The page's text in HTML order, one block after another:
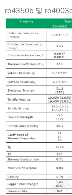
ro4350b 및